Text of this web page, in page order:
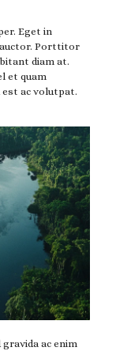
Eget in
Porttitor
diam at.
et quam
ac volutpat.
ac enim